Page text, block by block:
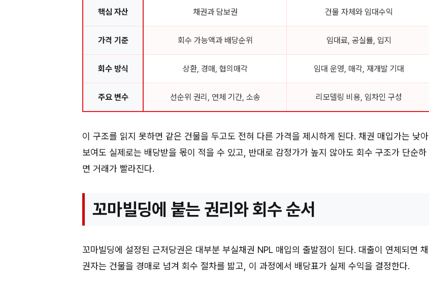
핵심 자산 채권과 담보권 건물 자체와 임대수익
가격 기준 회수 가능액과 배당순위 임대료, 공실률, 입지
회수 방식 상환, 경매, 협의매각 임대 운영, 매각, 재개발 기대
주요 변수 선순위 권리, 연체 기간, 소송 리모델링 비용, 임차인 구성
이 구조를 읽지 못하면 같은 건물을 두고도 전혀 다른 가격을 제시하게 된다. 채권 매입가는 낮아
보여도 실제로는 배당받을 몫이 적을 수 있고, 반대로 감정가가 높지 않아도 회수 구조가 단순하
면 거래가 빨라진다.
꼬마빌딩에 붙는 권리와 회수 순서
꼬마빌딩에 설정된 근저당권은 대부분 부실채권 NPL 매입의 출발점이 된다. 대출이 연체되면 채
권자는 건물을 경매로 넘겨 회수 절차를 밟고, 이 과정에서 배당표가 실제 수익을 결정한다.